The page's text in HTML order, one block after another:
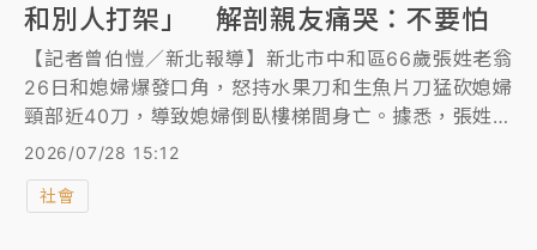
和別人打架」 解剖親友痛哭：不要怕
【記者曾伯愷／新北報導】新北市中和區66歲張姓老翁
26日和媳婦爆發口角，怒持水果刀和生魚片刀猛砍媳婦
頸部近40刀，導致媳婦倒臥樓梯間身亡。據悉，張姓老
翁疑因要兒媳離婚，遭媳婦嗆，「干你屁事」，怒火中
辯稱，是看到媳婦跟陌生男子打架，上前幫忙擋刀，衣
2026/07/28 15:12
社會